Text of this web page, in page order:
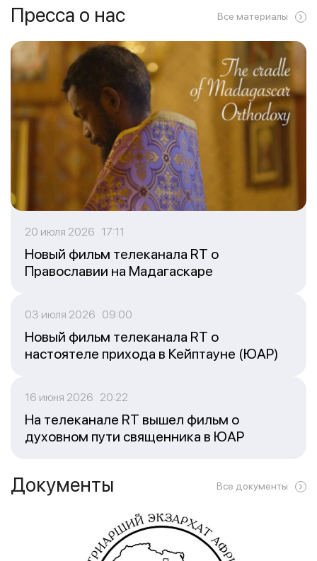
Пресса о нас Все материалы
20 июля 2026 17:11
Новый фильм телеканала RT о
Православии на Мадагаскаре
03 июля 2026 09:00
Новый фильм телеканала RT о
настоятеле прихода в Кейптауне (ЮАР)
16 июня 2026 20:22
На телеканале RT вышел фильм о
духовном пути священника в ЮАР
Документы Все документы